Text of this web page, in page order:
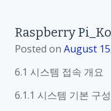
c
o
n
o
a
s
p
b
e
Raspberry
Posted on August
6.1 시스템 접속 개요
6.1.1 시스템 기본 구